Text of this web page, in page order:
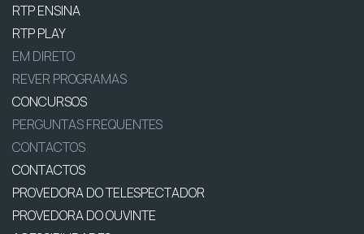
RTP ENSINA
RTP PLAY
EM DIRETO
REVER PROGRAMAS
CONCURSOS
PERGUNTAS FREQUENTES
CONTACTOS
CONTACTOS
PROVEDORA DO TELESPECTADOR
PROVEDORA DO OUVINTE